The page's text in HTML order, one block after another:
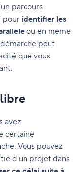
parcours
pour identifier les
ou en même
peut
que vous
avez
certaine
Vous pouvez
d'un projet dans